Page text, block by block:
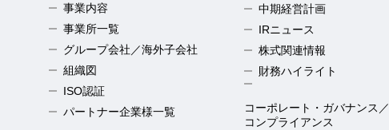
事業内容
事業所一覧
グループ会社／海外子会社
組織図
ISO認証
パートナー企業様一覧
中期経営計画
IRニュース
株式関連情報
財務ハイライト
コーポレート・ガバナンス／
コンプライアンス